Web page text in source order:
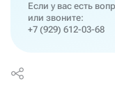
Если у вас есть
или звоните:
+7 (929) 612-03-68